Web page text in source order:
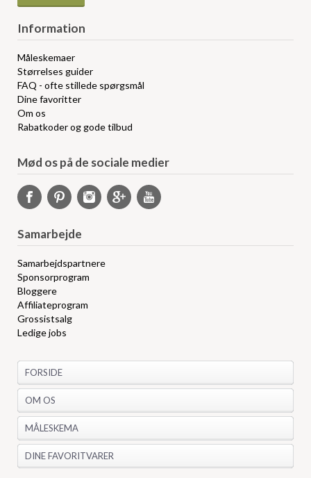
Information
Måleskemaer
Størrelses guider
FAQ - ofte stillede spørgsmål
Dine favoritter
Om os
Rabatkoder og gode tilbud
Mød os på de sociale medier
Samarbejde
Samarbejdspartnere
Sponsorprogram
Bloggere
Affiliateprogram
Grossistsalg
Ledige jobs
FORSIDE
OM OS
MÅLESKEMA
DINE FAVORITVARER